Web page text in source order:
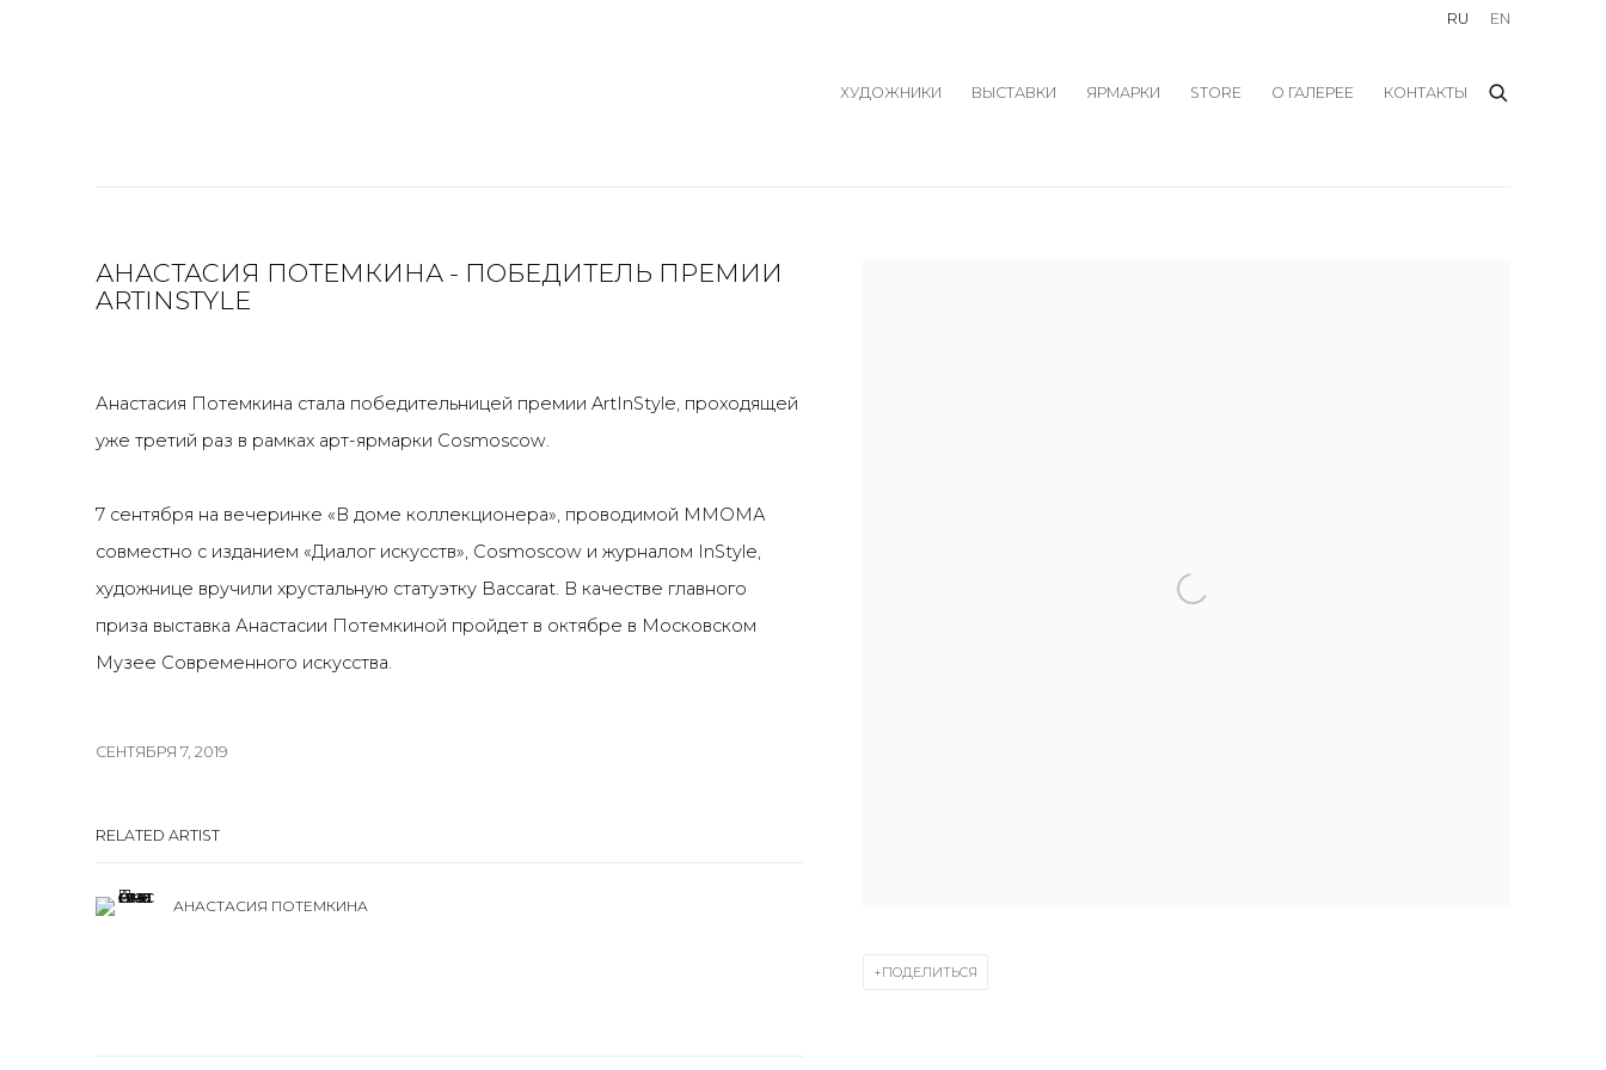
ХУДОЖНИКИ ВЫСТАВКИ ЯРМАРКИ STORE О ГАЛЕРЕЕ КОНТАКТЫ
RU EN
АНАСТАСИЯ ПОТЕМКИНА - ПОБЕДИТЕЛЬ ПРЕМИИ
ARTINSTYLE
ПОДЕЛИТЬСЯ
Анастасия Потемкина стала победительницей премии ArtInStyle, проходящей
уже третий раз в рамках арт-ярмарки Cosmoscow.
7 сентября на вечеринке «В доме коллекционера», проводимой ММОМА
совместно с изданием «Диалог искусств», Сosmoscow и журналом InStyle,
художнице вручили хрустальную статуэтку Baccarat. В качестве главного
приза выставка Анастасии Потемкиной пройдет в октябре в Московском
Музее Современного искусства.
СЕНТЯБРЯ 7, 2019
RELATED ARTIST
АНАСТАСИЯ ПОТЕМКИНА